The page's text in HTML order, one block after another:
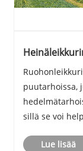
puutarhoissa,
sillä se voi
Lue lisää